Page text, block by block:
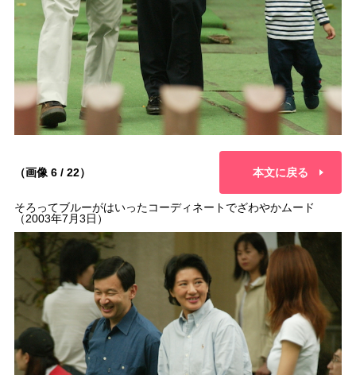
（画像 6 / 22） 本文に戻る
そろってブルーがはいったコーディネートでざわやかムード
（2003年7月3日）